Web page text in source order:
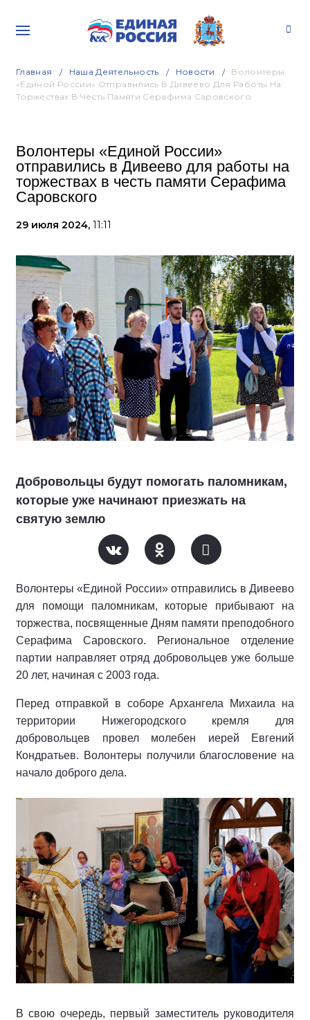
Главная Наша Деятельность Новости
Волонтеры
«Единой России» Отправились В Дивеево Для Работы На
Торжествах В Честь Памяти Серафима Саровского
Волонтеры «Единой России»
отправились в Дивеево для работы на
торжествах в честь памяти Серафима
Саровского
29 июля 2024, 11:11
Добровольцы будут помогать паломникам,
которые уже начинают приезжать на
святую землю
Волонтеры «Единой России» отправились в Дивеево
для помощи паломникам, которые прибывают на
торжества, посвященные Дням памяти преподобного
Серафима Саровского. Региональное отделение
партии направляет отряд добровольцев уже больше
20 лет, начиная с 2003 года.
Перед отправкой в соборе Архангела Михаила на
территории Нижегородского кремля для
добровольцев провел молебен иерей Евгений
Кондратьев. Волонтеры получили благословение на
начало доброго дела.
В свою очередь, первый заместитель руководителя